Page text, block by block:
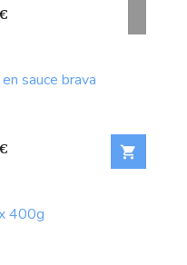
sauce brava

400g